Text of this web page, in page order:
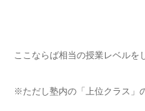
ここならば相当の授業レベルを
※ただし塾内の「上位クラス」